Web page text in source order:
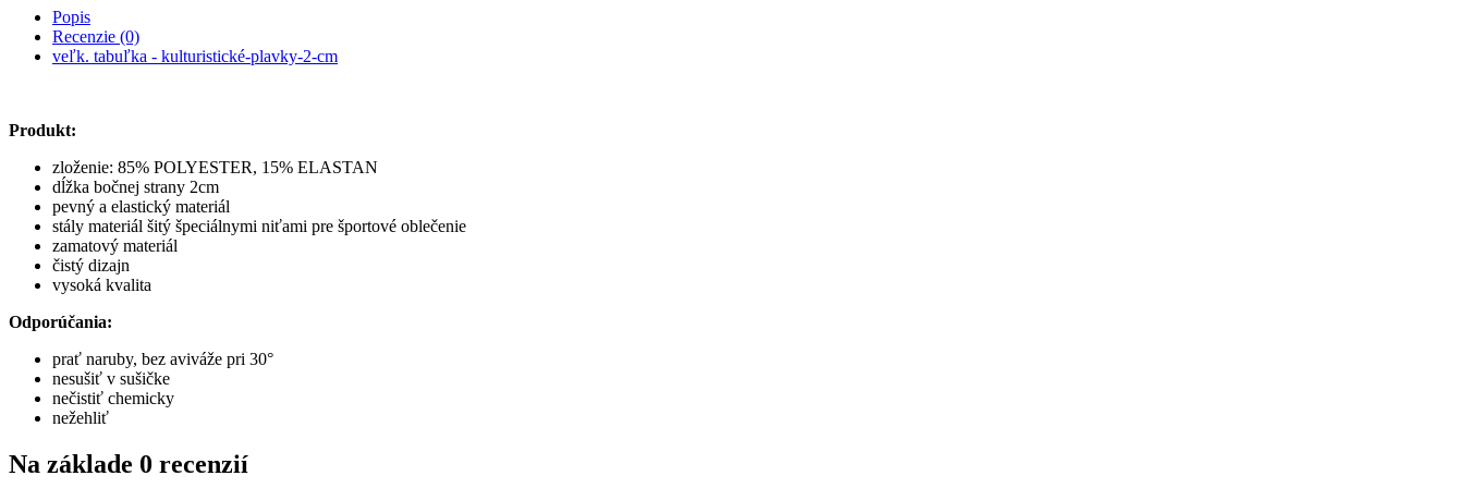
Popis
Recenzie (0)
veľk. tabuľka - kulturistické-plavky-2-cm
Produkt:
zloženie: 85% POLYESTER, 15% ELASTAN
dĺžka bočnej strany 2cm
pevný a elastický materiál
stály materiál šitý špeciálnymi niťami pre športové oblečenie
zamatový materiál
čistý dizajn
vysoká kvalita
Odporúčania:
prať naruby, bez aviváže pri 30°
nesušiť v sušičke
nečistiť chemicky
nežehliť
Na základe 0 recenzií